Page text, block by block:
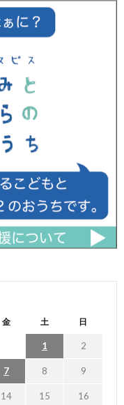
金 土 日
1 2
7 8 9
14 15 16